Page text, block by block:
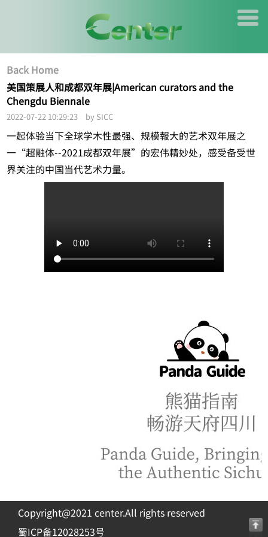
Back Home
美国策展人和成都双年展|American curators and the
Chengdu Biennale
2022-07-22 10:29:23 by SICC
一起体验当下全球学木性最强、规模報大的艺术双年展之
一“超融体--2021成都双年展”的宏伟精妙处，感受备受世
界关注的中国当代艺术力量。
Copyright@2021 center.All rights reserved